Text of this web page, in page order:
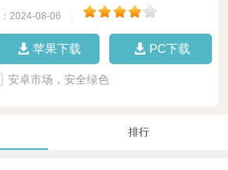
2024-08-06
苹果下载 PC下载
安卓市场，安全绿色
排行